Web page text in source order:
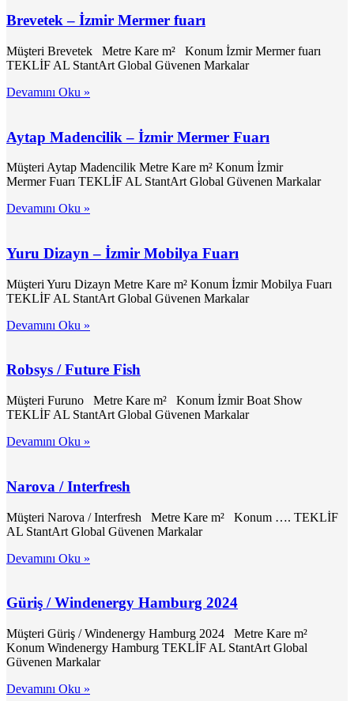
Brevetek – İzmir Mermer fuarı
Müşteri Brevetek Metre Kare m² Konum İzmir Mermer fuarı
TEKLİF AL StantArt Global Güvenen Markalar
Devamını Oku »
Aytap Madencilik – İzmir Mermer Fuarı
Müşteri Aytap Madencilik Metre Kare m² Konum İzmir
Mermer Fuarı TEKLİF AL StantArt Global Güvenen Markalar
Devamını Oku »
Yuru Dizayn – İzmir Mobilya Fuarı
Müşteri Yuru Dizayn Metre Kare m² Konum İzmir Mobilya Fuarı
TEKLİF AL StantArt Global Güvenen Markalar
Devamını Oku »
Robsys / Future Fish
Müşteri Furuno Metre Kare m² Konum İzmir Boat Show
TEKLİF AL StantArt Global Güvenen Markalar
Devamını Oku »
Narova / Interfresh
Müşteri Narova / Interfresh Metre Kare m² Konum …. TEKLİF
AL StantArt Global Güvenen Markalar
Devamını Oku »
Güriş / Windenergy Hamburg 2024
Müşteri Güriş / Windenergy Hamburg 2024 Metre Kare m²
Konum Windenergy Hamburg TEKLİF AL StantArt Global
Güvenen Markalar
Devamını Oku »